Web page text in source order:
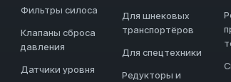
Фильтры силоса
Клапаны сброса
давления
Датчики уровня
Для шнековых
транспортёров
Для спецтехники
Редукторы и